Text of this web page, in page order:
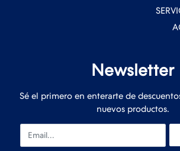
Newsletter
Sé el primero en enterarte de
nuevos productos.
Email